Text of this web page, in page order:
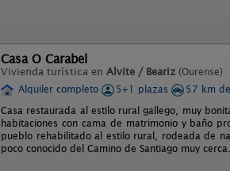
Casa O Carabel
Vivienda turística en Alvite / Beariz (Ourense)
Alquiler completo
5+1 plazas
57 km
Casa restaurada al estilo rural gallego, muy
habitaciones con cama de matrimonio y baño
pueblo rehabilitado al estilo rural, rodeada de
poco conocido del Camino de Santiago muy cerca.